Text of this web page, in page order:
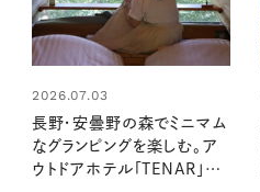
2026.07.03
長野・安曇野の森でミニマム
なグランピングを楽しむ。ア
ウトドアホテル「TENAR」宿